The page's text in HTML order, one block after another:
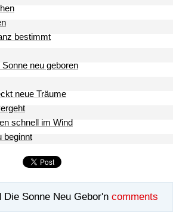
bestimmt
neu geboren
neue Träume
schnell im Wind
beginnt
Sonne Neu Gebor'n comments